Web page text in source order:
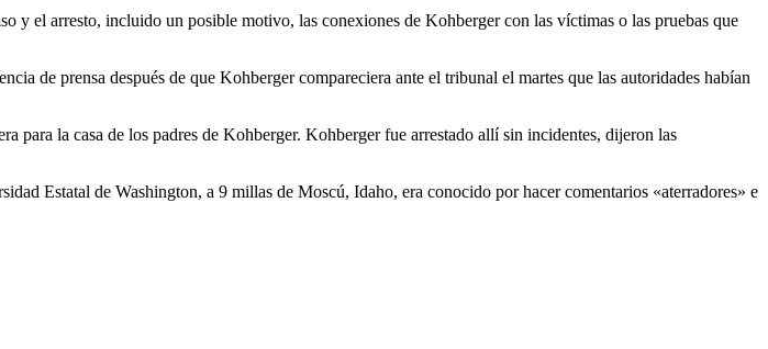
el arresto, incluido un posible motivo, las conexiones de Kohberger con las víctimas o las pruebas que
de prensa después de que Kohberger compareciera ante el tribunal el martes que las autoridades habían
para la casa de los padres de Kohberger. Kohberger fue arrestado allí sin incidentes, dijeron las
Estatal de Washington, a 9 millas de Moscú, Idaho, era conocido por hacer comentarios «aterradores» e